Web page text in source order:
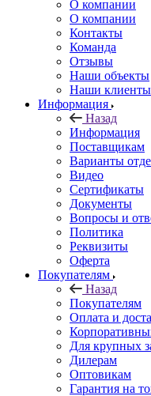
О компании
О компании
Контакты
Команда
Отзывы
Наши объекты
Наши клиенты
Информация
Назад
Информация
Поставщикам
Варианты
Видео
Сертификаты
Документы
Вопросы и
Политика
Реквизиты
Оферта
Покупателям
Назад
Покупателям
Оплата и
Для крупных
Дилерам
Оптовикам
Гарантия на